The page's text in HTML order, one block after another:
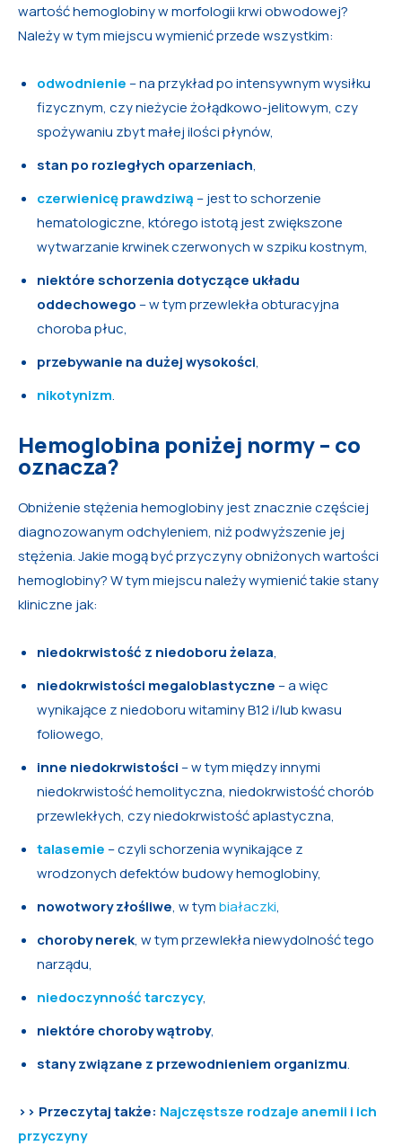
wartość hemoglobiny w morfologii krwi obwodowej?
Należy w tym miejscu wymienić przede wszystkim:
odwodnienie – na przykład po intensywnym wysiłku
fizycznym, czy nieżycie żołądkowo-jelitowym, czy
spożywaniu zbyt małej ilości płynów,
stan po rozległych oparzeniach,
czerwienicę prawdziwą – jest to schorzenie
hematologiczne, którego istotą jest zwiększone
wytwarzanie krwinek czerwonych w szpiku kostnym,
niektóre schorzenia dotyczące układu
oddechowego – w tym przewlekła obturacyjna
choroba płuc,
przebywanie na dużej wysokości,
nikotynizm.
Hemoglobina poniżej normy – co
oznacza?
Obniżenie stężenia hemoglobiny jest znacznie częściej
diagnozowanym odchyleniem, niż podwyższenie jej
stężenia. Jakie mogą być przyczyny obniżonych wartości
hemoglobiny? W tym miejscu należy wymienić takie stany
kliniczne jak:
niedokrwistość z niedoboru żelaza,
niedokrwistości megaloblastyczne – a więc
wynikające z niedoboru witaminy B12 i/lub kwasu
foliowego,
inne niedokrwistości – w tym między innymi
niedokrwistość hemolityczna, niedokrwistość chorób
przewlekłych, czy niedokrwistość aplastyczna,
talasemie – czyli schorzenia wynikające z
wrodzonych defektów budowy hemoglobiny,
nowotwory złośliwe, w tymbiałaczki,
choroby nerek, w tym przewlekła niewydolność tego
narządu,
niedoczynność tarczycy,
niektóre choroby wątroby,
stany związane z przewodnieniem organizmu.
>> Przeczytaj także: Najczęstsze rodzaje anemii i ich
przyczyny